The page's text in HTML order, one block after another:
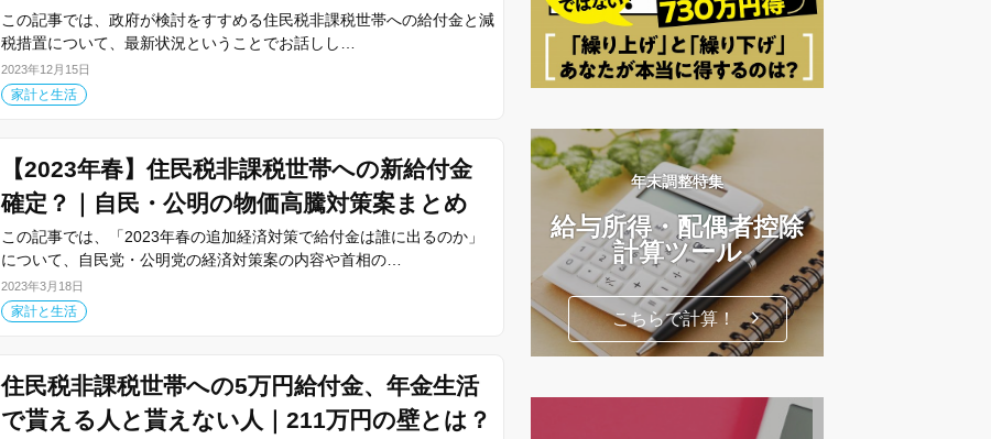
この記事では、政府が検討をすすめる住民税非課税世帯への給付金と減
税措置について、最新状況ということでお話しし…
2023年12月15日
家計と生活
【2023年春】住民税非課税世帯への新給付金
確定？｜自民・公明の物価高騰対策案まとめ
この記事では、「2023年春の追加経済対策で給付金は誰に出るのか」
について、自民党・公明党の経済対策案の内容や首相の…
2023年3月18日
家計と生活
住民税非課税世帯への5万円給付金、年金生活
で貰える人と貰えない人｜211万円の壁とは？
年末調整特集
給与所得・配偶者控除
計算ツール
こちらで計算！